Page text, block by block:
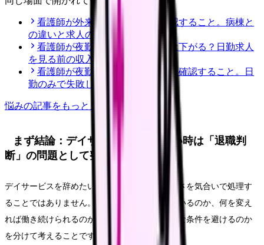
看護師が外来へ転職する前に確認すること。病棟と
の違いと求人の見方
看護師が夜勤なしにすると給料は下がる？日勤求人
を見る前の収入チェック
看護師が夜勤なし求人を探す前に確認すること。日
勤のみで失敗しない見方
悩みの記事をもっと見る
まず結論：デイサービスを辞めたい時は「退職判
断」の問題として整理する
デイサービスを辞めたい時に大切なのは、つらさを気合いで処理す
ることではありません。今の職場で何が起きているのか、何を変え
れば働き続けられるのか、離れるなら次にどんな条件を避けるのか
を分けて考えることです。